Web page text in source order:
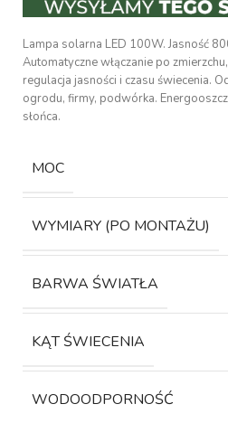
Lampa solarna LED 100W. Jasność
Automatyczne włączanie po
regulacja jasności i czasu świecenia.
ogrodu, firmy, podwórka.
słońca.
MOC
WYMIARY (PO MONTAŻU)
BARWA ŚWIATŁA
KĄT ŚWIECENIA
WODOODPORNOŚĆ